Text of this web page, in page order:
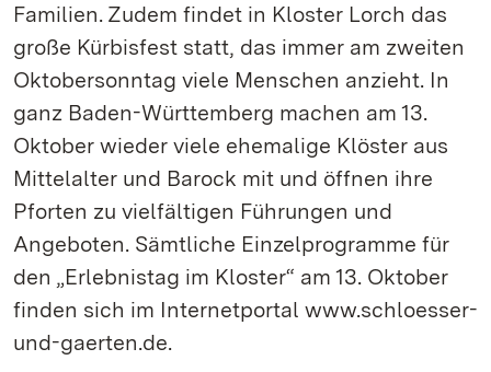
Familien. Zudem findet in Kloster Lorch das
große Kürbisfest statt, das immer am zweiten
Oktobersonntag viele Menschen anzieht. In
ganz Baden-Württemberg machen am 13.
Oktober wieder viele ehemalige Klöster aus
Mittelalter und Barock mit und öffnen ihre
Pforten zu vielfältigen Führungen und
Angeboten. Sämtliche Einzelprogramme für
den „Erlebnistag im Kloster“ am 13. Oktober
finden sich im Internetportal www.schloesser-
und-gaerten.de.